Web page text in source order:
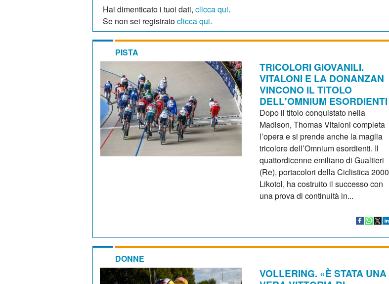
Hai dimenticato i tuoi dati, clicca qui.
Se non sei registratoclicca qui.
PISTA
TRICOLORI GIOVANILI.
VITALONI E LA DONANZAN
VINCONO IL TITOLO
DELL'OMNIUM ESORDIENTI
Dopo il titolo conquistato nella
Madison, Thomas Vitaloni completa
l’opera e si prende anche la maglia
tricolore dell’Omnium esordienti. Il
quattordicenne emiliano di Gualtieri
(Re), portacolori della Ciclistica 2000
Likotol, ha costruito il successo con
una prova di continuità in...
DONNE
VOLLERING. «È STATA UNA